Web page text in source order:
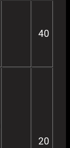
40
20